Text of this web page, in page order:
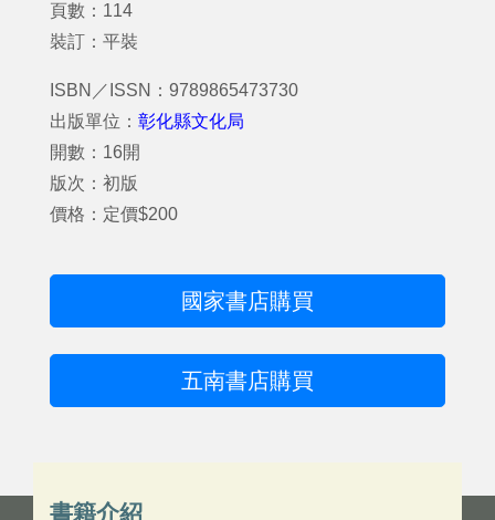
頁數：114
裝訂：平裝
ISBN／ISSN：9789865473730
出版單位： 彰化縣文化局
開數：16開
版次：初版
價格：定價$200
國家書店購買
五南書店購買
書籍介紹